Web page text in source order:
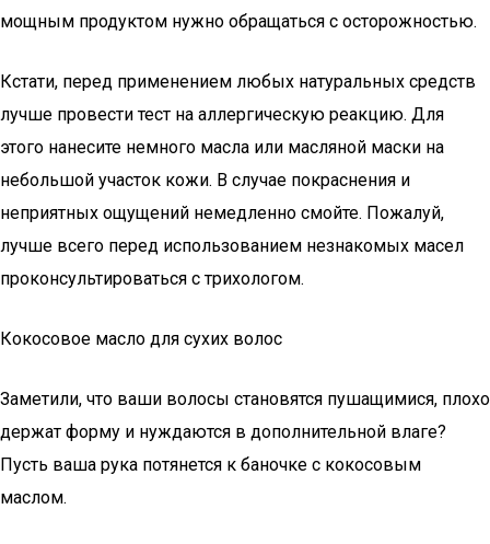
мощным продуктом нужно обращаться с осторожностью.
Кстати, перед применением любых натуральных средств
лучше провести тест на аллергическую реакцию. Для
этого нанесите немного масла или масляной маски на
небольшой участок кожи. В случае покраснения и
неприятных ощущений немедленно смойте. Пожалуй,
лучше всего перед использованием незнакомых масел
проконсультироваться с трихологом.
Кокосовое масло для сухих волос
Заметили, что ваши волосы становятся пушащимися, плохо
держат форму и нуждаются в дополнительной влаге?
Пусть ваша рука потянется к баночке с кокосовым
маслом.